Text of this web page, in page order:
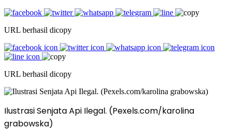
URL berhasil dicopy
URL berhasil dicopy
Ilustrasi Senjata Api Ilegal. (Pexels.com/karolina
grabowska)